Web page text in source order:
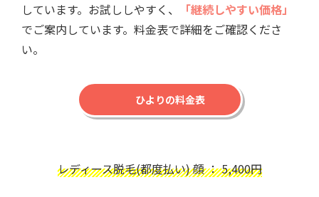
しています。お試ししやすく、
「継続しやすい価格」
でご案内しています。料金表で詳細をご確認くださ
い。
ひよりの料金表
レディース脱毛(都度払い) 顔 ： 5,400円